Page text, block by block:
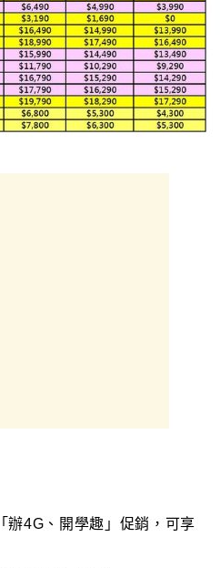
「辦4G、開學趣」促銷，可享